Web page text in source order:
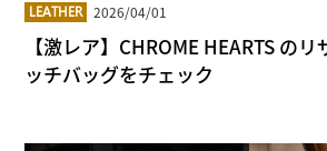
LEATHER 2026/04/01
【激レア】CHROME HEARTS の
ッチバッグをチェック